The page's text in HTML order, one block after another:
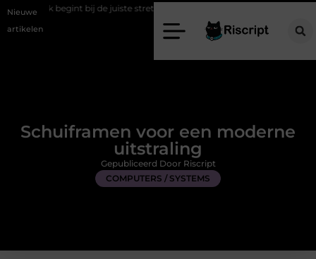
Nieuwe
artikelen
bij de juiste stretch werkbroek
Schuiframen voor een moderne
uitstraling
COMPUTERS / SYSTEMS
Gepubliceerd Door Riscript